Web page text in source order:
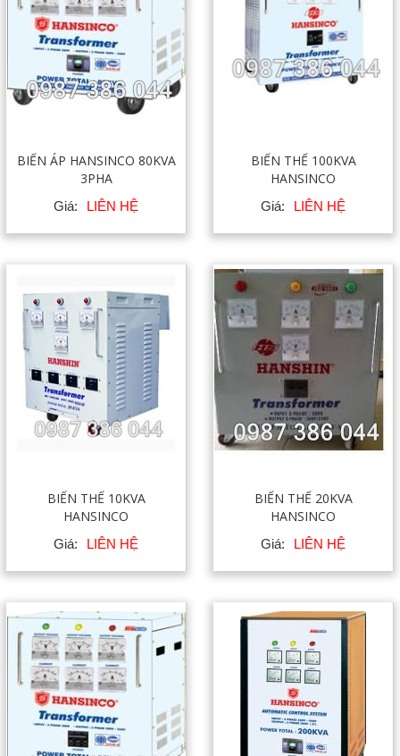
BIẾN ÁP HANSINCO 80KVA
3PHA
Giá: LIÊN HỆ
BIẾN THẾ 100KVA
HANSINCO
Giá: LIÊN HỆ
BIẾN THẾ 10KVA
HANSINCO
Giá: LIÊN HỆ
BIẾN THẾ 20KVA
HANSINCO
Giá: LIÊN HỆ